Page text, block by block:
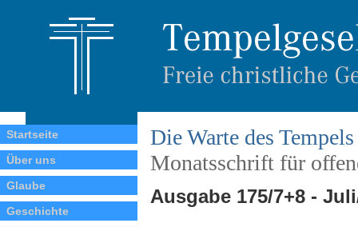
Startseite
Über uns
Glaube
Geschichte
Die Warte des Tempels
Monatsschrift für
Ausgabe 175/7+8 -